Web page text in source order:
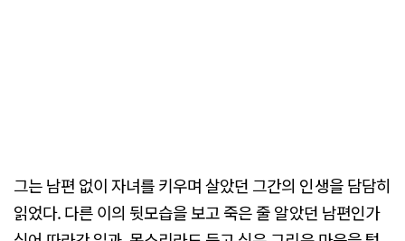
그는 남편 없이 자녀를 키우며 살았던 그간의 인생을 담담히
읽었다. 다른 이의 뒷모습을 보고 죽은 줄 알았던 남편인가